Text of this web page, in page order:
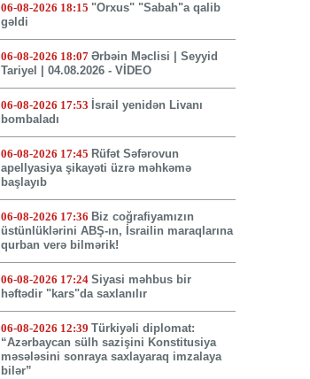
06-08-2026 18:15 "Orxus" "Sabah"a qalib
gəldi
06-08-2026 18:07 Ərbəin Məclisi | Seyyid
Tariyel | 04.08.2026 - VİDEO
06-08-2026 17:53 İsrail yenidən Livanı
bombaladı
06-08-2026 17:45 Rüfət Səfərovun
apellyasiya şikayəti üzrə məhkəmə
başlayıb
06-08-2026 17:36 Biz coğrafiyamızın
üstünlüklərini ABŞ-ın, İsrailin maraqlarına
qurban verə bilmərik!
06-08-2026 17:24 Siyasi məhbus bir
həftədir "kars"da saxlanılır
06-08-2026 12:39 Türkiyəli diplomat:
“Azərbaycan sülh sazişini Konstitusiya
məsələsini sonraya saxlayaraq imzalaya
bilər”